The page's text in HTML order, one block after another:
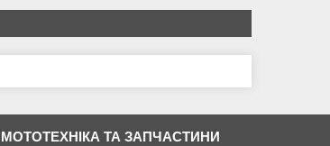
МОТОТЕХНІКА ТА ЗАПЧАСТИНИ